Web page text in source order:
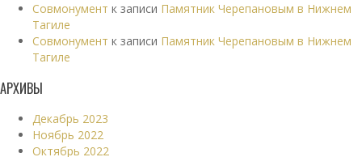
Совмонумент к записи Памятник Черепановым в Нижнем
Тагиле
Совмонумент к записи Памятник Черепановым в Нижнем
Тагиле
АРХИВЫ
Декабрь 2023
Ноябрь 2022
Октябрь 2022